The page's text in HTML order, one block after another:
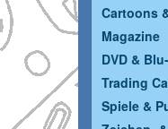
Cartoons
Magazine
DVD &
Trading
Spiele &